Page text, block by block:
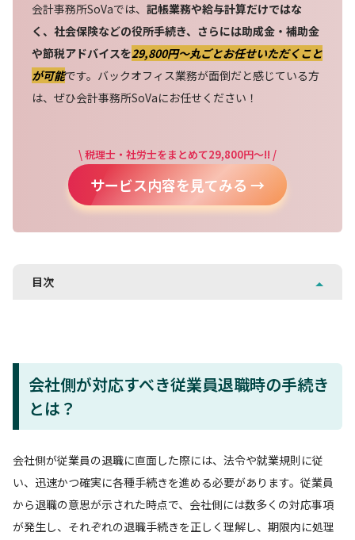
会計事務所SoVaでは、 記帳業務や給与計算だけではな
く、社会保険などの役所手続き、さらには助成金・補助金
や節税アドバイスを29,800円〜丸ごとお任せいただくこと
が可能です。バックオフィス業務が面倒だと感じている方
は、ぜひ会計事務所SoVaにお任せください！
\ 税理士・社労士をまとめて29,800円～!! /
サービス内容を見てみる →
目次
会社側が対応すべき従業員退職時の手続き
とは？
会社側が従業員の退職に直面した際には、法令や就業規則に従
い、迅速かつ確実に各種手続きを進める必要があります。従業員
から退職の意思が示された時点で、会社側には数多くの対応事項
が発生し、それぞれの退職手続きを正しく理解し、期限内に処理